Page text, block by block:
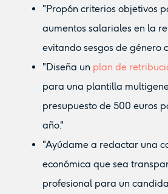
"Propón criterios objetivos
aumentos salariales en la
evitando sesgos de género
"Diseña un plan de
para una plantilla
presupuesto de 500 euros
año."
"Ayúdame a redactar una
económica que sea
profesional para un